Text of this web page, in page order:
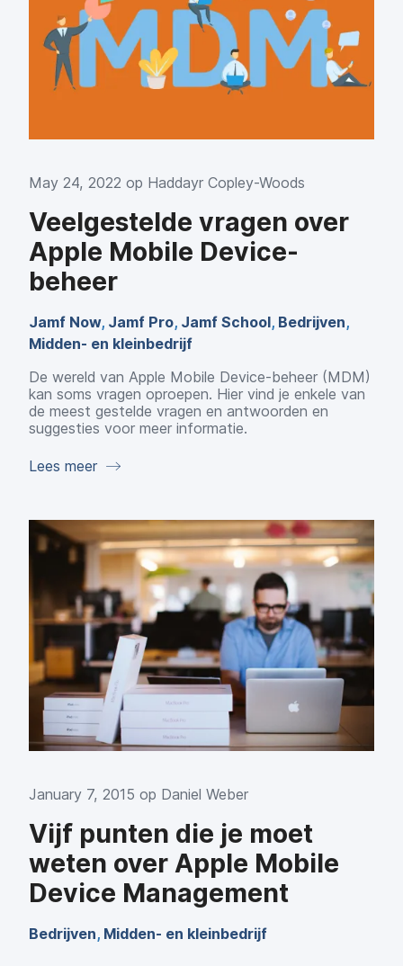
May 24, 2022 op Haddayr Copley-Woods
Veelgestelde vragen over
Apple Mobile Device-
beheer
Jamf Now, Jamf Pro, Jamf School, Bedrijven,
Midden- en kleinbedrijf
De wereld van Apple Mobile Device-beheer (MDM)
kan soms vragen oproepen. Hier vind je enkele van
de meest gestelde vragen en antwoorden en
suggesties voor meer informatie.
Lees meer
January 7, 2015 op Daniel Weber
Vijf punten die je moet
weten over Apple Mobile
Device Management
Bedrijven, Midden- en kleinbedrijf